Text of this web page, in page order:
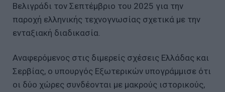
Βελιγράδι τον Σεπτέμβριο του 2025 για την
παροχή ελληνικής τεχνογνωσίας σχετικά με την
ενταξιακή διαδικασία.
Αναφερόμενος στις διμερείς σχέσεις Ελλάδας και
Σερβίας, ο υπουργός Εξωτερικών υπογράμμισε ότι
οι δύο χώρες συνδέονται με μακρούς ιστορικούς,